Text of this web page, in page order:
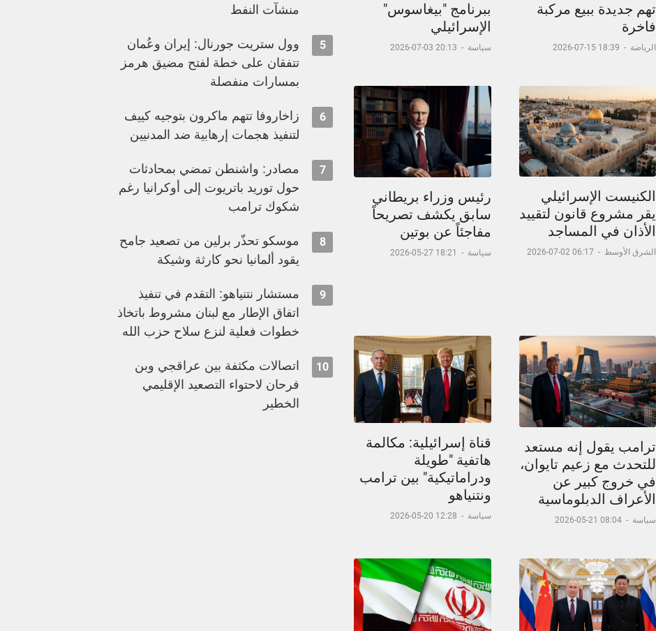
تهم جديدة ببيع مركبة
فاخرة
الرياضة -
18:39 15-07-2026
ببرنامج "بيغاسوس"
الإسرائيلي
سياسة -
20:13 03-07-2026
الكنيست الإسرائيلي
يقر مشروع قانون لتقييد
الأذان في المساجد
الشرق الأوسط -
06:17 02-07-2026
رئيس وزراء بريطاني
سابق يكشف تصريحاً
مفاجئاً عن بوتين
سياسة -
18:21 27-05-2026
ترامب يقول إنه مستعد
للتحدث مع زعيم تايوان،
في خروج كبير عن
الأعراف الدبلوماسية
سياسة -
08:04 21-05-2026
قناة إسرائيلية: مكالمة
هاتفية "طويلة
ودراماتيكية" بين ترامب
ونتنياهو
سياسة -
12:28 20-05-2026
منشآت النفط
5
وول ستريت جورنال: إيران وعُمان
تتفقان على خطة لفتح مضيق هرمز
بمسارات منفصلة
6
زاخاروفا تتهم ماكرون بتوجيه كييف
لتنفيذ هجمات إرهابية ضد المدنيين
7
مصادر: واشنطن تمضي بمحادثات
حول توريد باتريوت إلى أوكرانيا رغم
شكوك ترامب
8
موسكو تحذّر برلين من تصعيد جامح
يقود ألمانيا نحو كارثة وشيكة
9
مستشار نتنياهو: التقدم في تنفيذ
اتفاق الإطار مع لبنان مشروط باتخاذ
خطوات فعلية لنزع سلاح حزب الله
10
اتصالات مكثفة بين عراقجي وبن
فرحان لاحتواء التصعيد الإقليمي
الخطير